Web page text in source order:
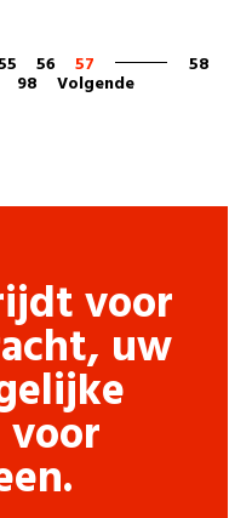
56 57 58
98 Volgende
voor
uw
voor